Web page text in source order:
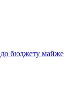
до бюджету майже